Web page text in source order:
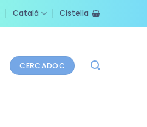
Català Cistella
CERCADOC